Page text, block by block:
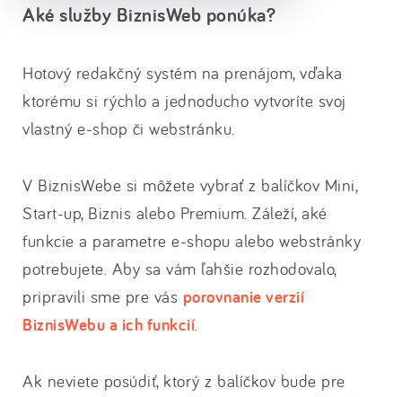
Aké služby BiznisWeb ponúka?
Hotový redakčný systém na prenájom, vďaka
ktorému si rýchlo a jednoducho vytvoríte svoj
vlastný e-shop či webstránku.
V BiznisWebe si môžete vybrať z balíčkov Mini,
Start-up, Biznis alebo Premium. Záleží, aké
funkcie a parametre e-shopu alebo webstránky
potrebujete. Aby sa vám ľahšie rozhodovalo,
pripravili sme pre vás porovnanie verzií
BiznisWebu a ich funkcií.
Ak neviete posúdiť, ktorý z balíčkov bude pre